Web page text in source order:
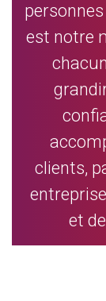
est notre
clients,
et